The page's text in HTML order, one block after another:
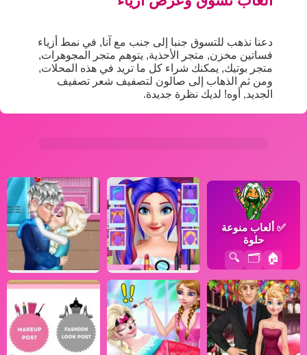
دعنا نذهب للتسوق جنبا إلى جنب مع آنا, في نمط أزياء
فساتين مخزن, متجر الأحذية, يتوهم متجر المجوهرات,
متجر بوتيك, يمكنك شراء كل ما تريد في هذه المحلات,
ومن ثم الذهاب إلى صالون لتصفيف شعر تصفيف
الجديد, أوه! لديك نظرة جديدة.
✅ ألعاب منوعة
حلوة
🏠
🗂️
🔍